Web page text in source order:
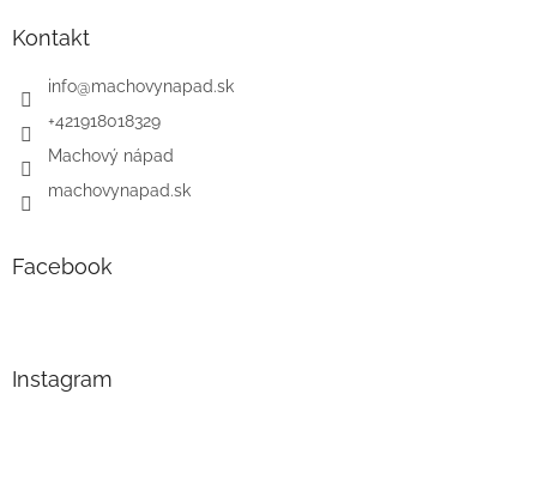
Kontakt
info@machovynapad.sk
+421918018329
Machový nápad
machovynapad.sk
Facebook
Instagram